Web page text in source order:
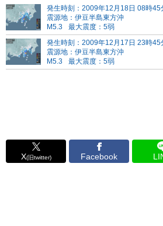
発生時刻：2009年12月18日 08時45
震源地：伊豆半島東方沖
M5.3
最大震度：5弱
発生時刻：2009年12月17日 23時45
震源地：伊豆半島東方沖
M5.3
最大震度：5弱
X(旧twitter) Facebook